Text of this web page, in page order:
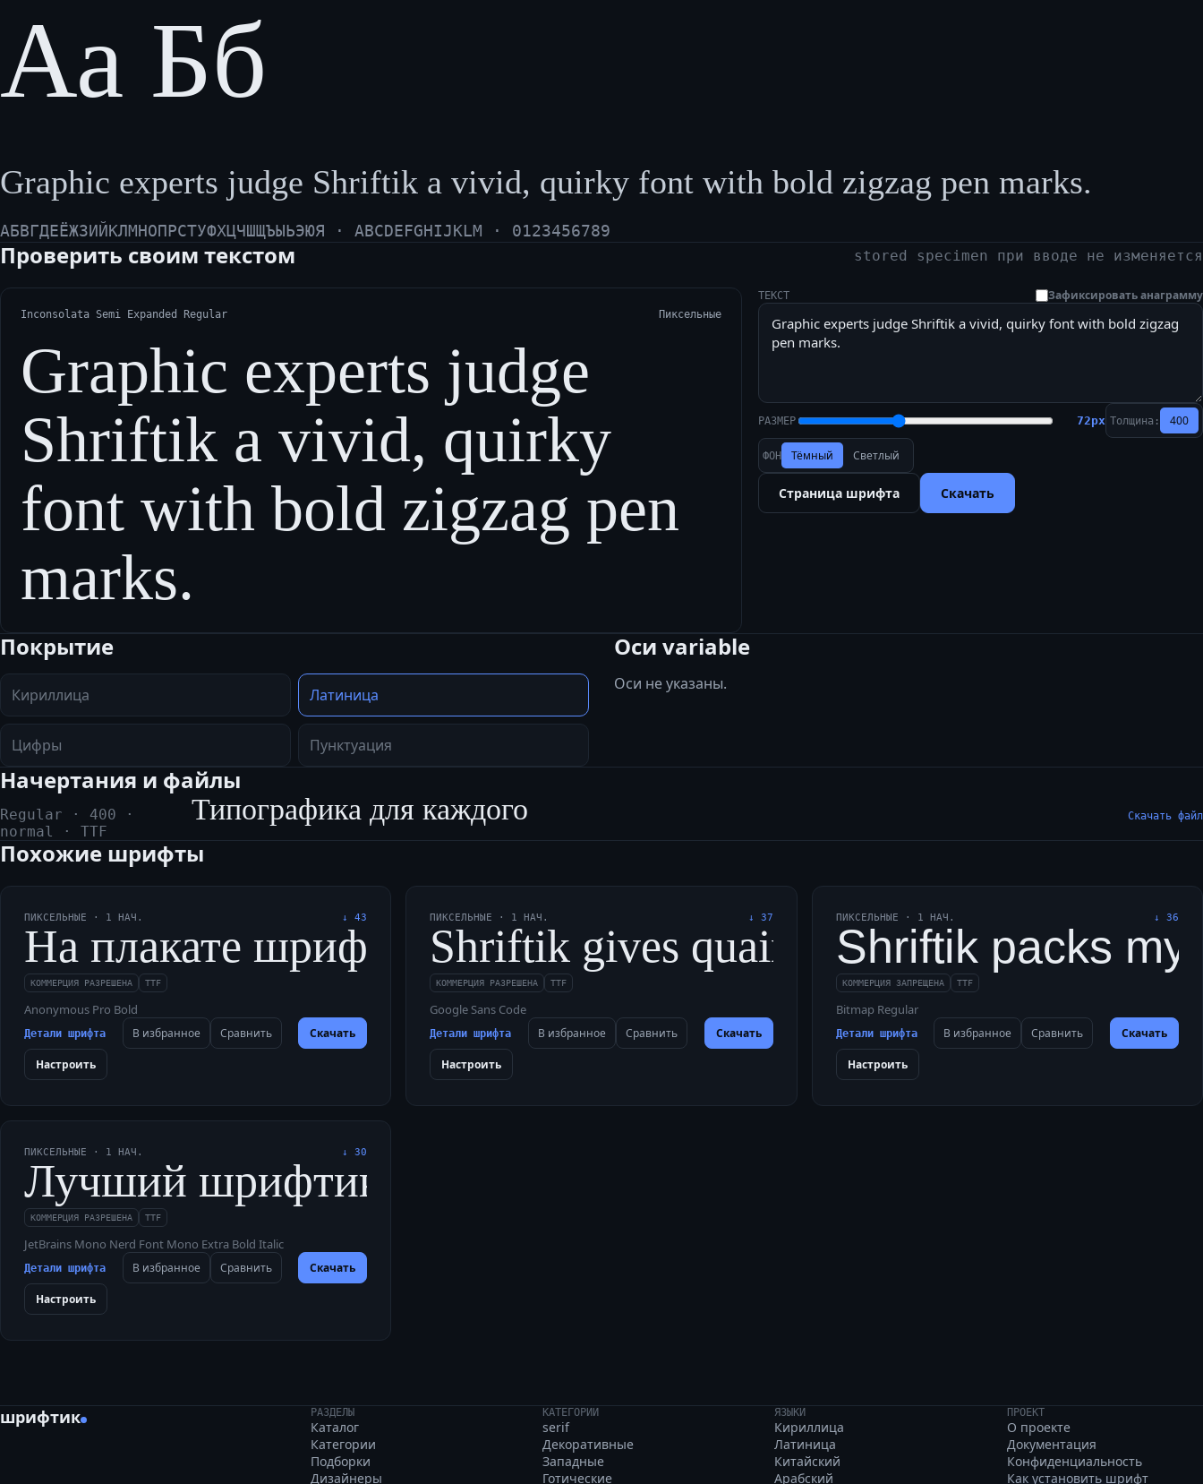
Аа Бб
Graphic experts judge Shriftik a vivid, quirky font with bold zigzag pen marks.
АБВГДЕЁЖЗИЙКЛМНОПРСТУФХЦЧШЩЪЫЬЭЮЯ · ABCDEFGHIJKLM · 0123456789
Проверить своим текстом stored specimen при вводе не изменяется
Inconsolata Semi Expanded Regular Пиксельные
Graphic experts judge
Shriftik a vivid, quirky
font with bold zigzag pen
marks.
ТЕКСТ Зафиксировать анаграмму
РАЗМЕР 72px Толщина: 400
ФОН Тёмный Светлый
Страница шрифта Скачать
Покрытие
Кириллица Латиница
Цифры Пунктуация
Оси variable
Оси не указаны.
Начертания и файлы
Regular · 400 ·
normal
· TTF
Типографика для каждого Скачать файл
Похожие шрифты
ПИКСЕЛЬНЫЕ · 1 НАЧ. ↓43
На плакате шрифтик смотрелся уверенно: широкая
КОММЕРЦИЯ РАЗРЕШЕНА TTF
Anonymous Pro Bold
Детали шрифта В избранное Сравнить Скачать
Настроить
ПИКСЕЛЬНЫЕ · 1 НАЧ. ↓ 37
Shriftik gives quaint web blogs a jazzy,
КОММЕРЦИЯ РАЗРЕШЕНА TTF
Google Sans Code
Детали шрифта В избранное Сравнить Скачать
Настроить
ПИКСЕЛЬНЫЕ · 1 НАЧ. ↓ 36
Shriftik packs
КОММЕРЦИЯ ЗАПРЕЩЕНА TTF
Bitmap Regular
Детали шрифта В избранное Сравнить Скачать
Настроить
ПИКСЕЛЬНЫЕ · 1 НАЧ. ↓30
Лучший шрифтик для печати: южный эскиз, объём, вязь,
КОММЕРЦИЯ РАЗРЕШЕНА TTF
JetBrains Mono Nerd Font Mono Extra Bold Italic
Детали шрифта В избранное Сравнить Скачать
Настроить
шрифтик РАЗДЕЛЫ
Каталог
Категории
Подборки
Дизайнеры
КАТЕГОРИИ
serif
Декоративные
Западные
Готические
ЯЗЫКИ
Кириллица
Латиница
Китайский
Арабский
ПРОЕКТ
О проекте
Документация
Конфиденциальность
Как установить шрифт